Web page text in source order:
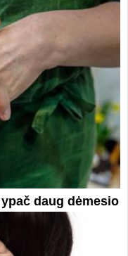
daug dėmesio